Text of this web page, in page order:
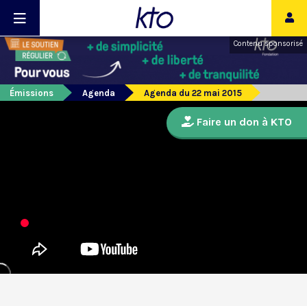
Contenu sponsorisé
Émissions Agenda Agenda du 22 mai 2015
Faire un don à KTO